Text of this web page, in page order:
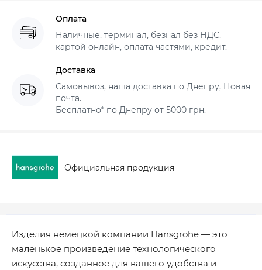
Оплата
Наличные, терминал, безнал без НДС,
картой онлайн, оплата частями, кредит.
Доставка
Самовывоз, наша доставка по Днепру, Новая
почта.
Бесплатно* по Днепру от 5000 грн.
Официальная продукция
Изделия немецкой компании Hansgrohe — это
маленькое произведение технологического
искусства, созданное для вашего удобства и